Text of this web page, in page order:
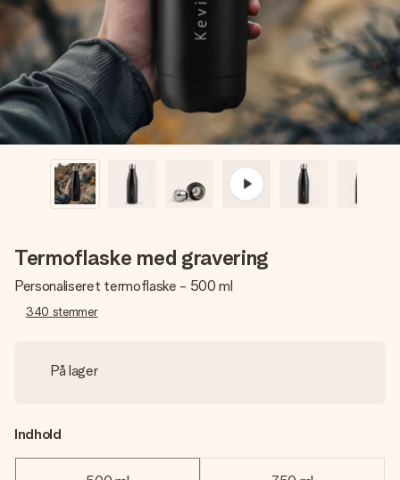
billede af dig eller en besked, der går lige i hendes hjerte.
Intet besvær men udelukkende en masse kærlighed i
øjeblikket.
Termoflaske med gravering
Personaliseret termoflaske - 500 ml
340 stemmer
På lager
Indhold